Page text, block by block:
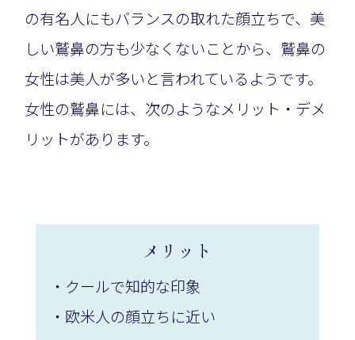
の有名人にもバランスの取れた顔立ちで、美
しい鷲鼻の方も少なくないことから、鷲鼻の
女性は美人が多いと言われているようです。
女性の鷲鼻には、次のようなメリット・デメ
リットがあります。
メリット
・クールで知的な印象
・欧米人の顔立ちに近い